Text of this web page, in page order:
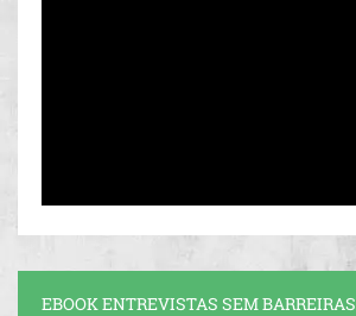
EBOOK ENTREVISTAS SEM BARREIRAS